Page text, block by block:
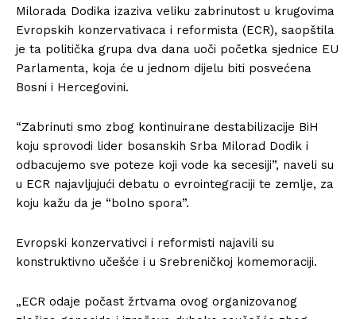
Milorada Dodika izaziva veliku zabrinutost u krugovima
Evropskih konzervativaca i reformista (ECR), saopštila
je ta politička grupa dva dana uoči početka sjednice EU
Parlamenta, koja će u jednom dijelu biti posvećena
Bosni i Hercegovini.
“Zabrinuti smo zbog kontinuirane destabilizacije BiH
koju sprovodi lider bosanskih Srba Milorad Dodik i
odbacujemo sve poteze koji vode ka secesiji”, naveli su
u ECR najavljujući debatu o evrointegraciji te zemlje, za
koju kažu da je “bolno spora”.
Evropski konzervativci i reformisti najavili su
konstruktivno učešće i u Srebreničkoj komemoraciji.
„ECR odaje počast žrtvama ovog organizovanog